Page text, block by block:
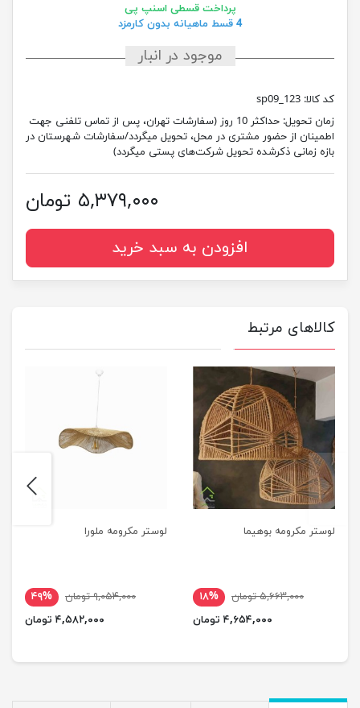
پرداخت قسطی اسنپ پی
4 قسط ماهیانه بدون کارمزد
موجود در انبار
کد کالا: sp09_123
زمان تحویل:
حداکثر 10 روز (سفارشات تهران، پس از تماس تلفنی جهت
اطمینان از حضور مشتری در محل، تحویل میگردد/سفارشات شهرستان در
بازه زمانی ذکرشده تحویل شرکت‌های پستی میگردد)
۵,۳۷۹,۰۰۰ تومان
افزودن به سبد خرید
کالاهای مرتبط
لوستر مکرومه بوهیما
۵,۶۶۳,۰۰۰ تومان
۱۸%
۴,۶۵۴,۰۰۰ تومان
لوستر مکرومه ملورا
۹,۰۵۴,۰۰۰ تومان
۴۹%
۴,۵۸۲,۰۰۰ تومان
previus